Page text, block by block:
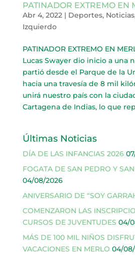
PATINADOR EXTREMO EN
Abr 4, 2022| Deportes, Noticias
Izquierdo
PATINADOR EXTREMO EN
Lucas Swayer dio inicio a una
partió desde el Parque de la
hacia una travesía de 8 mil
unirá nuestro país con la
Cartagena de Indias, lo que
Últimas Noticias
DÍA DE LAS INFANCIAS 2026
FOGATA DE SAN PEDRO Y
04/08/2026
ANIVERSARIO DE “SOY
COMENZARON LAS
CURSOS DE JUVENTUDES 04/
MÁS DE 100 MIL NIÑOS
VACACIONES EN MERLO 04/